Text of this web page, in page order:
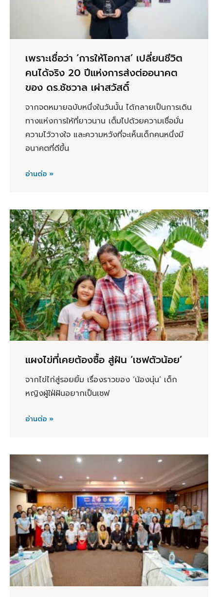
เพราะเชื่อว่า ‘การให้โอกาส’ เปลี่ยนชีวิต
คนได้จริง 20 ปีแห่งการส่งต่ออนาคต
ของ ดร.ชัชวาล เผ่าสวัสดิ์
จากจดหมายฉบับหนึ่งในวันนั้น ได้กลายเป็นการเดิน
ทางแห่งการให้ที่ยาวนาน เต็มไปด้วยความเชื่อมั่น
ความไว้วางใจ และความหวังที่จะเห็นเด็กคนหนึ่งมี
อนาคตที่ดีขึ้น
อ่านต่อ »
แผงไข่ที่เคยต้องซื้อ สู่ฝัน ‘เชฟตัวน้อย’
จากไข่ไก่สู่รอยยิ้ม เรื่องราวของ ‘น้องนุ่น’ เด็ก
หญิงผู้ใฝ่ฝันอยากเป็นเชฟ
อ่านต่อ »